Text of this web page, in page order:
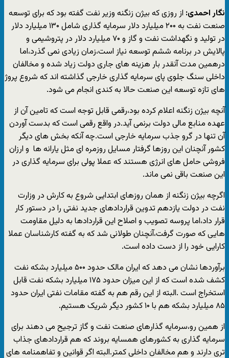
نگار احمدی: از روزی که بیژن زنگنه وزیر نفت گفته بود که برای توسعه
صنعت نفت به ۲۰۰ میلیارد دلار سرمایه گذاری شامل ۱۳۰ میلیارد دلار
در تولید و نگهداشت نفت و گاز و ۷۰ میلیارد دلار در پتروشیمی و
پالایش در برنامه ششم توسعه نیاز است،زمان زیادی نمی گذرد،اما
درهمین مدت آنقدر بار هزینه های جاری دولت زیاد شده و مخالفان
داخلی سنگ جلوی پای سرمایه گذاری خارجی گذاشته اند که شروع پروژ
های تازه توسعه این صنعت حالا به کندی انجام می شود.
آنچه بیژن زنگنه اعلام کرده بود،رقمی قابل توجه است که تامین آن از
عهده منابع مالی دولت برنمی آید.در واقع رقمی است که بدست آوردن
آن تنها در گرو جذب سرمایه خارجی است.چه آنکه بخش های دیگر
کشور آنچنان این روزها گرفتار مسایل روزمره ای مثل یارانه ها و ارزان
فروشی حامل های انرژی هستند که عملا پولی برای سرمایه گذاری در
این صنعت باقی نمی ماند.
اگرچه بیژن زنگنه از همان روزهای ابتدایی شروع به کارش در وزارت
نفت در دولت یازدهم تدوین قراردادهای جدید نفتی را در دستور کار
قرار داد،اما پروسه تصویب و اصلاح این قراردادها به دلیل مقاومت
هایی که صورت گرفت،آنچنان طولانی شد که به گفته کارشناسان عملا
کارایی خود را از دست داده است.
برآوردها نشان می دهد که ایران مالک حدود ۵۰۰ میلیارد بشکه نفت
کشف شده است که از این میزان حدود ۱۷۵ میلیارد بشکه نفت قابل
استخراج است .البته از این رقم هم به گفته مقامات نفتی ایران حدود
۸۵ میلیارد بشکه هم با ۱۰ کشور دیگر شریک هستیم.
از همین رو،سرمایه گذارهای صنعت نفت و گاز ترجیح می دهند برای
سرمایه گذاری به کشورهای همسایه بروند که هم قراردادهای جذاب
تری دارند و هم مخالفان داخلی کمتر.البته اگر قوانین و تفاهمنامه های